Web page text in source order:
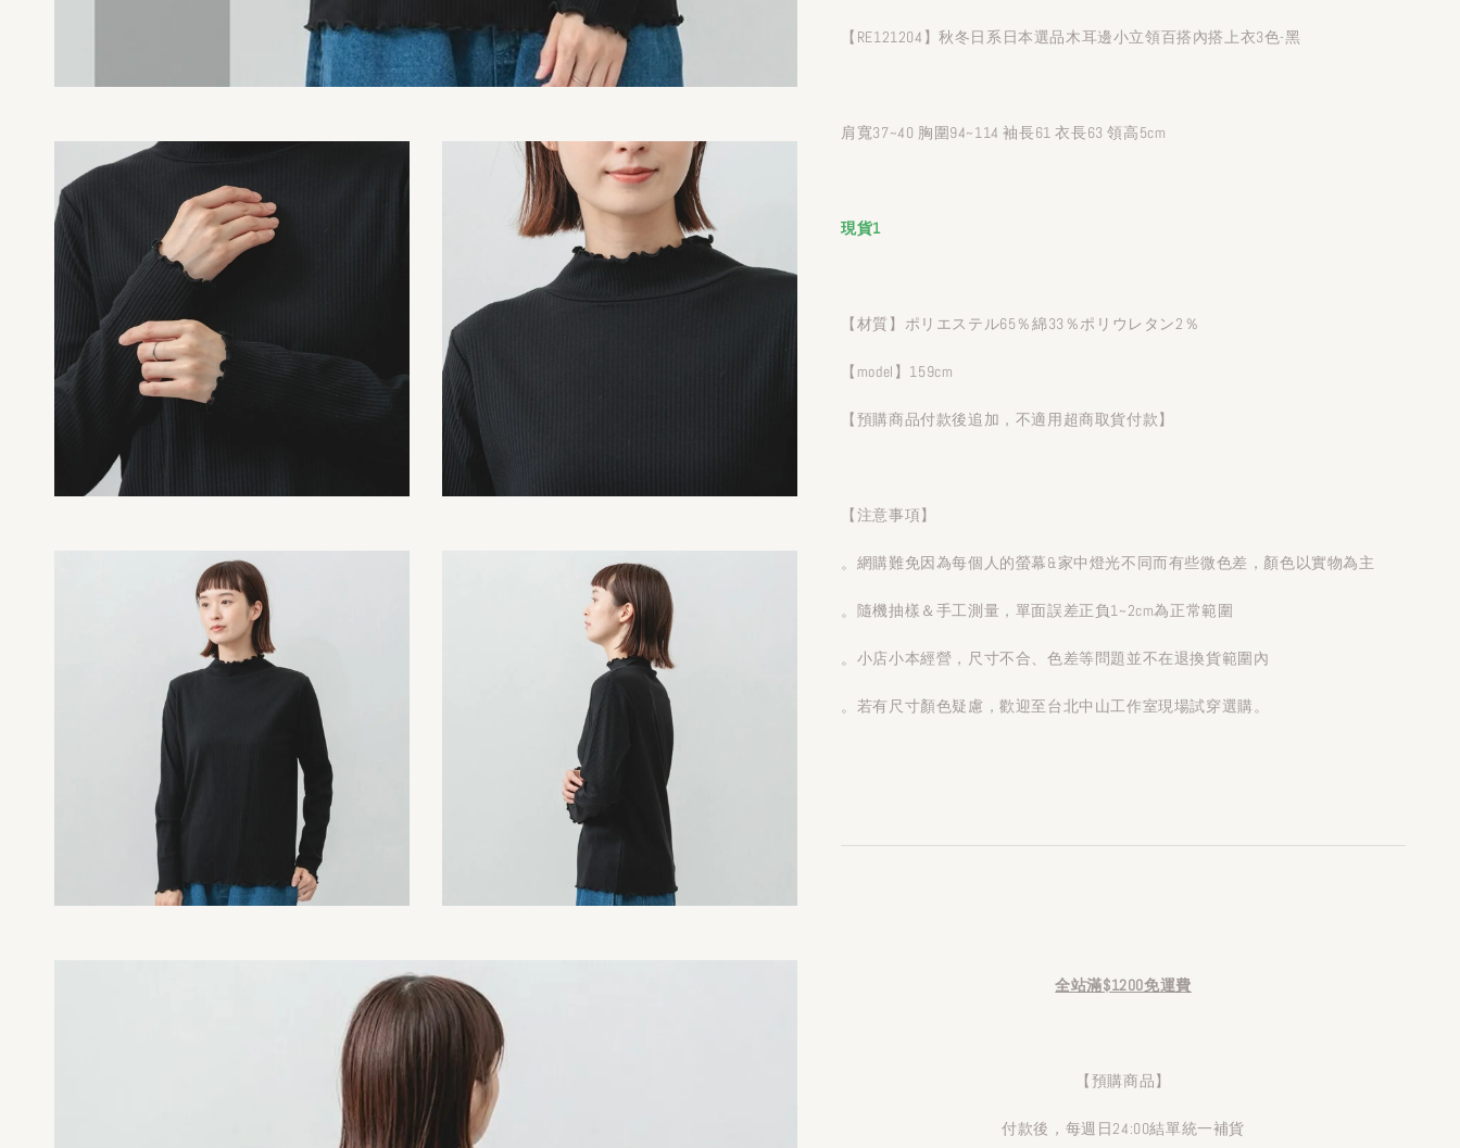
【RE121204】秋冬日系日本選品木耳邊小立領百搭內搭上衣3色-黑
肩寬37~40 胸圍94~114 袖長61 衣長63 領高5cm
現貨1
【材質】ポリエステル65％綿33％ポリウレタン2％
【model】159cm
【預購商品付款後追加，不適用超商取貨付款】
【注意事項】
。網購難免因為每個人的螢幕&家中燈光不同而有些微色差，顏色以實物為主
。隨機抽樣＆手工測量，單面誤差正負1~2cm為正常範圍
。小店小本經營，尺寸不合、色差等問題並不在退換貨範圍內
。若有尺寸顏色疑慮，歡迎至台北中山工作室現場試穿選購。
全站滿$1200免運費
【預購商品】
付款後，每週日24:00結單統一補貨